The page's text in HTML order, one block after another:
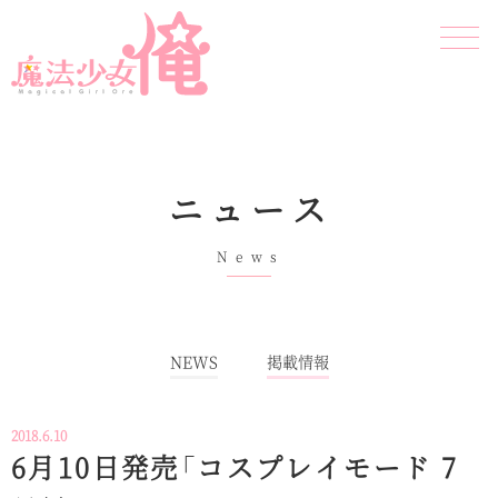
ニュース
News
NEWS 掲載情報
2018.6.10
6月10日発売「コスプレイモード 7